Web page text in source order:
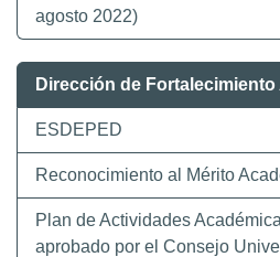
agosto 2022)
Dirección de
ESDEPED
Reconocimiento al Mérito
Plan de Actividades
aprobado por el Consejo